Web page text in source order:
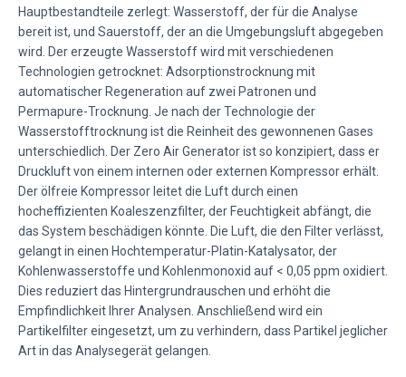
Hauptbestandteile zerlegt: Wasserstoff, der für die Analyse
bereit ist, und Sauerstoff, der an die Umgebungsluft abgegeben
wird. Der erzeugte Wasserstoff wird mit verschiedenen
Technologien getrocknet: Adsorptionstrocknung mit
automatischer Regeneration auf zwei Patronen und
Permapure-Trocknung. Je nach der Technologie der
Wasserstofftrocknung ist die Reinheit des gewonnenen Gases
unterschiedlich. Der Zero Air Generator ist so konzipiert, dass er
Druckluft von einem internen oder externen Kompressor erhält.
Der ölfreie Kompressor leitet die Luft durch einen
hocheffizienten Koaleszenzfilter, der Feuchtigkeit abfängt, die
das System beschädigen könnte. Die Luft, die den Filter verlässt,
gelangt in einen Hochtemperatur-Platin-Katalysator, der
Kohlenwasserstoffe und Kohlenmonoxid auf < 0,05 ppm oxidiert.
Dies reduziert das Hintergrundrauschen und erhöht die
Empfindlichkeit Ihrer Analysen. Anschließend wird ein
Partikelfilter eingesetzt, um zu verhindern, dass Partikel jeglicher
Art in das Analysegerät gelangen.